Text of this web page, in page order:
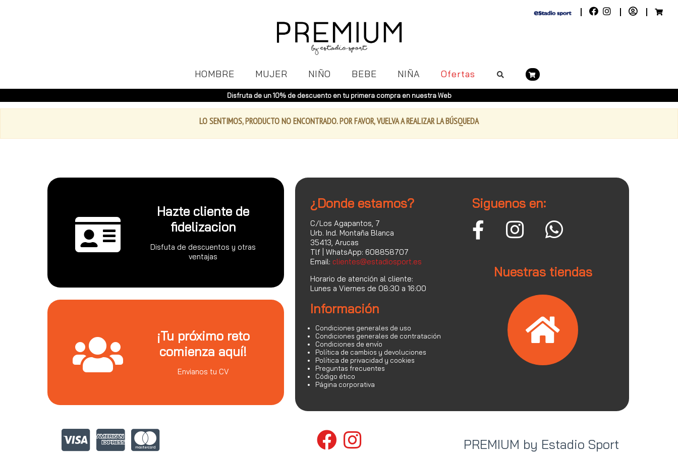
HOMBRE MUJER NIÑO BEBE NIÑA Ofertas
Disfruta de un 10% de descuento en tu primera compra en nuestra Web
LO SENTIMOS, PRODUCTO NO ENCONTRADO. POR FAVOR, VUELVA A REALIZAR LA BÚSQUEDA
Hazte cliente de
fidelizacion
Disfuta de descuentos y otras
ventajas
¡Tu próximo reto
comienza aquí!
Envianos tu CV
¿Donde estamos?
C/Los Agapantos, 7
Urb. Ind. Montaña Blanca
35413, Arucas
Tlf | WhatsApp: 608858707
Email: clientes@estadiosport.es
Horario de atención al cliente:
Lunes a Viernes de 08:30 a 16:00
Información
Condiciones generales de uso
Condiciones generales de contratación
Condiciones de envío
Política de cambios y devoluciones
Política de privacidad y cookies
Preguntas frecuentes
Código ético
Página corporativa
Siguenos en:
Nuestras tiendas
PREMIUM by Estadio Sport